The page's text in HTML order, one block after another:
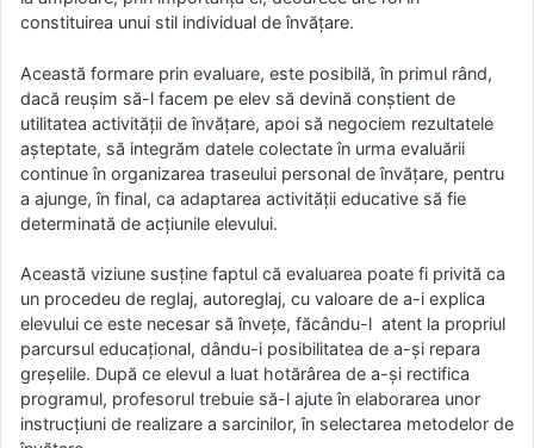
constituirea unui stil individual de învățare.
Această formare prin evaluare, este posibilă, în primul rând,
dacă reușim să-l facem pe elev să devină conștient de
utilitatea activității de învățare, apoi să negociem rezultatele
așteptate, să integrăm datele colectate în urma evaluării
continue în organizarea traseului personal de învățare, pentru
a ajunge, în final, ca adaptarea activității educative să fie
determinată de acțiunile elevului.
Această viziune susține faptul că evaluarea poate fi privită ca
un procedeu de reglaj, autoreglaj, cu valoare de a-i explica
elevului ce este necesar să învețe, făcându-l atent la propriul
parcursul educațional, dându-i posibilitatea de a-și repara
greșelile. După ce elevul a luat hotărârea de a-și rectifica
programul, profesorul trebuie să-l ajute în elaborarea unor
instrucțiuni de realizare a sarcinilor, în selectarea metodelor de